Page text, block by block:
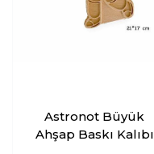
Astronot Büyük
Ahşap Baskı Kalıbı